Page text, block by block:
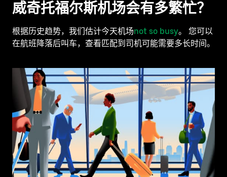
威奇托福尔斯机场会有多繁忙？
根据历史趋势，我们估计今天机场not so busy。 您可以
在航班降落后叫车，查看匹配到司机可能需要多长时间。